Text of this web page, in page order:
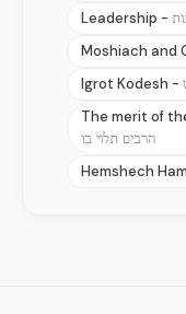
Leadership -
Moshiach and
Igrot Kodesh -
The merit of
הרבים תלוי בו
Hemshech